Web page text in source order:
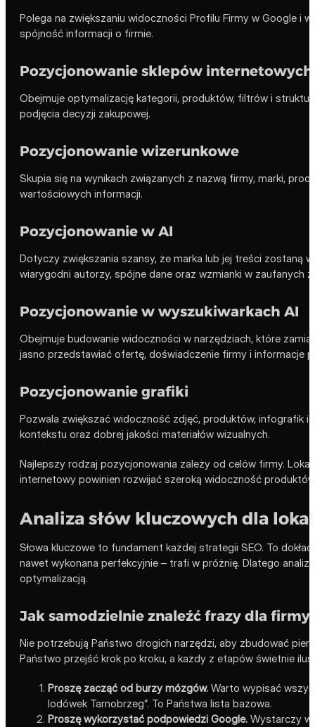
Polega na zwiększaniu widoczności Profilu Firmy w Google i
spójność informacji o firmie.
Pozycjonowanie sklepów internetowych
Obejmuje optymalizację kategorii, produktów, filtrów i
podjęcia decyzji zakupowej.
Pozycjonowanie wizerunkowe
Skupia się na wynikach związanych z nazwą firmy, marki,
wartościowych informacji.
Pozycjonowanie w AI
Dotyczy zwiększania szansy, że marka lub jej treści zostaną
wiarygodni autorzy, spójne dane oraz wzmianki w zaufanych
Pozycjonowanie w wyszukiwarkach AI
Obejmuje budowanie widoczności w narzędziach, które
jasno przedstawiać ofertę, doświadczenie firmy i informacje
Pozycjonowanie grafiki
Pozwala zwiększać widoczność zdjęć, produktów, infografik i
kontekstu oraz dobrej jakości materiałów wizualnych.
Najlepszy rodzaj pozycjonowania zależy od celów firmy.
internetowy powinien rozwijać szeroką widoczność
Analiza słów kluczowych dla
Słowa kluczowe to fundament każdej strategii SEO. To
nawet wykonana perfekcyjnie – trafi w próżnię. Dlatego
optymalizacją.
Jak samodzielnie znaleźć frazy dla firmy
Nie potrzebują Państwo drogich narzędzi, aby zbudować
Państwo przejść krok po kroku, a każdy z etapów świetnie
Proszę zacząć od burzy mózgów. Warto wypisać
lodówek Tarnobrzeg”. To Państwa lista bazowa.
Proszę wykorzystać podpowiedzi Google. Wystarczy